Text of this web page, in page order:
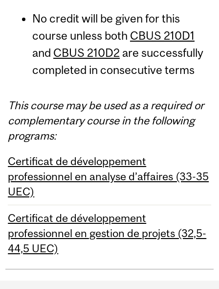
No credit will be given for this
course unless both CBUS 210D1
and CBUS 210D2 are successfully
completed in consecutive terms
This course may be used as a required or
complementary course in the following
programs:
Certificat de développement
professionnel en analyse d’affaires (33-35
UEC)
Certificat de développement
professionnel en gestion de projets (32,5-
44,5 UEC)